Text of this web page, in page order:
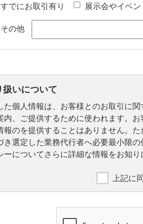
すでにお取引有り 展示会やイベン
その他
いについて
た個人情報は、お客様とのお取引に
内、ご提供するために使われます。
報のを提供することはありません。
き選定した業務代行者へ必要最小限
ーについてさらに詳細な情報をお知
上記に